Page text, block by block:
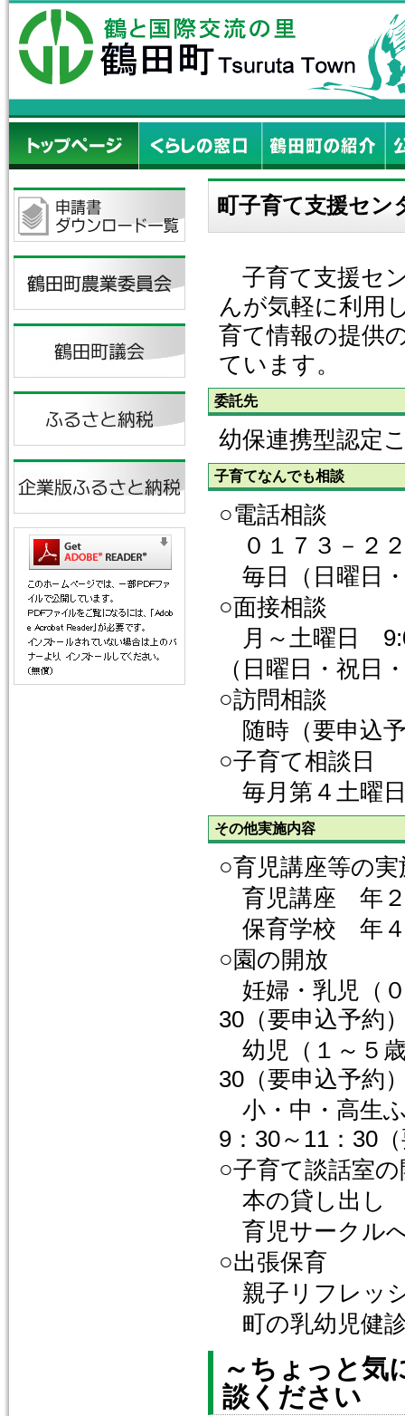
町子育て支援セン
子育て支援セ
んが気軽に利用
育て情報の提供
ています。
委託先
幼保連携型認定
子育てなんでも相談
○電話相談
０１７３－２
毎日（日曜日
○面接相談
月～土曜日
（日曜日・祝日
○訪問相談
随時（要申込
○子育て相談日
毎月第４土曜
その他実施内容
○育児講座等の実
育児講座 年
保育学校 年
○園の開放
妊婦・乳児（
30（要申込予約
幼児（１～５
30（要申込予約
小・中・高生
9：30～11：30
○子育て談話室の
本の貸し出し
育児サークル
○出張保育
親子リフレッ
町の乳幼児健
～ちょっと
談ください